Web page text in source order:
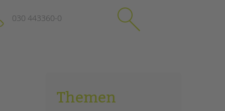
schließen
030 443360-0
SuchenThemen